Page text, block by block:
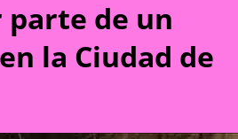
de un
la Ciudad de